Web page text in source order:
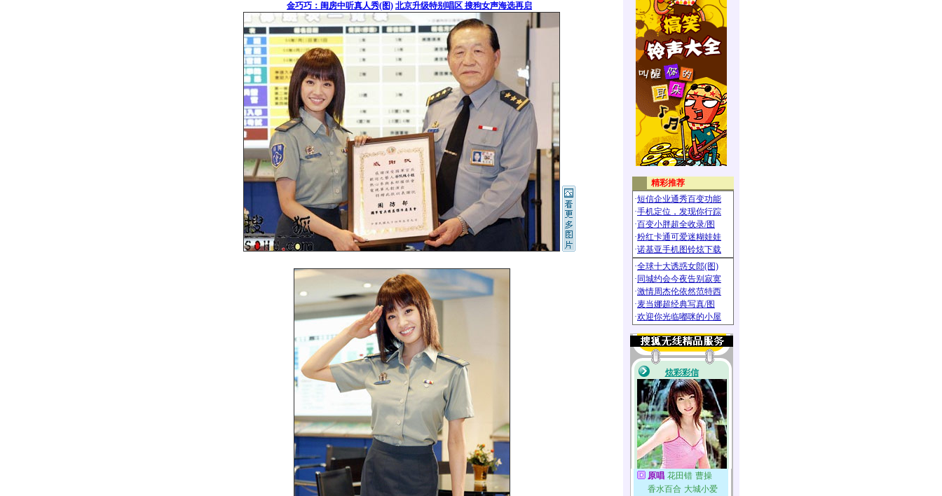
金巧巧：闺房中听真人秀(图) 北京升级特别唱区 搜狗女声海选再启